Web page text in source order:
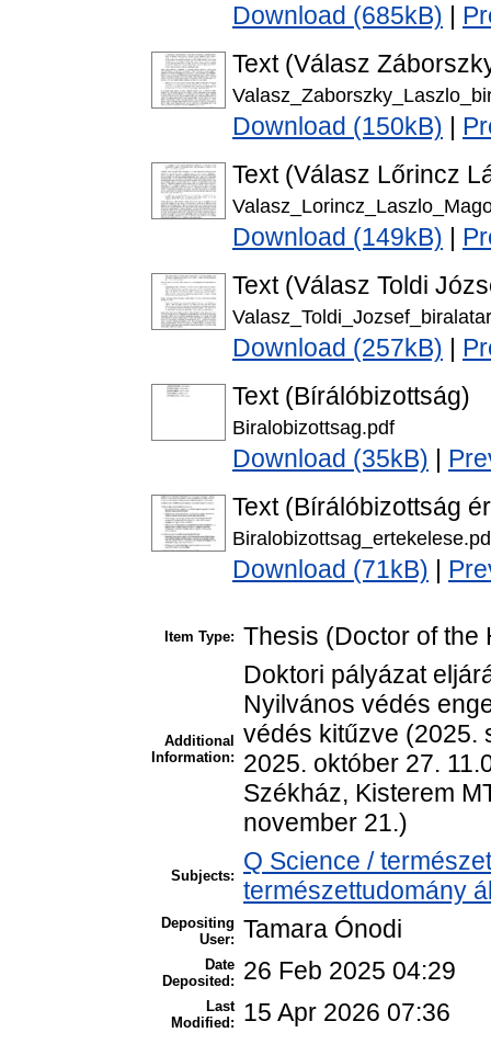
Download (685kB)
Text (Válasz
Download (150kB)
Text (Válasz Lőrincz
Download (149kB)
Text (Válasz Toldi
Download (257kB)
Text (Bírálóbizottság)
Biralobizottsag.pdf
Download (35kB)
Text (Bírálóbizottság
Download (71kB)
Item Type: Thesis (Doctor of the
Additional
Information:
Doktori pályázat
Nyilvános védés
védés kitűzve (2025.
2025. október 27.
Székház, Kisterem
november 21.)
Subjects:
Q Science /
természettudomány
Depositing
User: Tamara Ónodi
Date
Deposited:
26 Feb 2025 04:29
Last
Modified:
15 Apr 2026 07:36